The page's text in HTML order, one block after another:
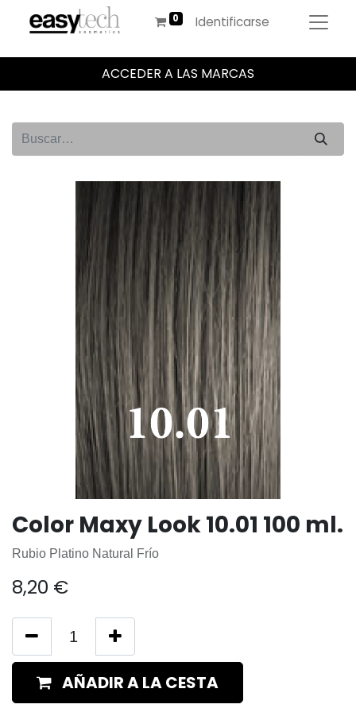
Identificarse
ACCEDER A LAS MARCAS
Color Maxy Look 10.01 100 ml.
Rubio Platino Natural Frío
8,20 €
AÑADIR A LA CESTA